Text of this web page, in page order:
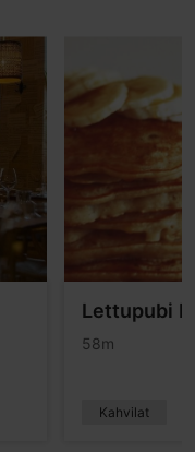
Lettupubi
58m
Kahvilat